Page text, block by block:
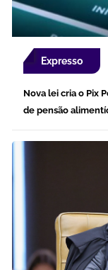
Expresso
Nova lei cria o Pix
de pensão